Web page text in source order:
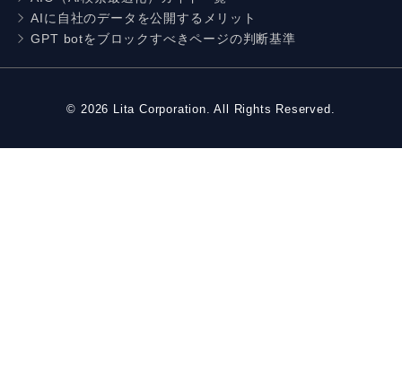
AIに自社のデータを公開するメリット
GPT botをブロックすべきページの判断基準
© 2026 Lita Corporation. All Rights Reserved.